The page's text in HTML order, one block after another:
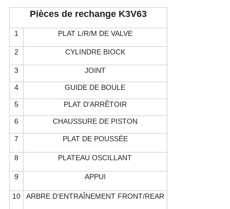
Pièces de rechange K3V63
1 PLAT L/R/M DE VALVE
2 CYLINDRE BIOCK
3 JOINT
4 GUIDE DE BOULE
5 PLAT D'ARRÊTOIR
6 CHAUSSURE DE PISTON
7 PLAT DE POUSSÉE
8 PLATEAU OSCILLANT
9 APPUI
10 ARBRE D'ENTRAÎNEMENT FRONT/REAR